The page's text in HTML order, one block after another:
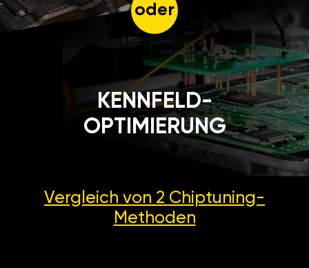
oder
KENNFELD-
OPTIMIERUNG
Vergleich von 2 Chiptuning-
Methoden